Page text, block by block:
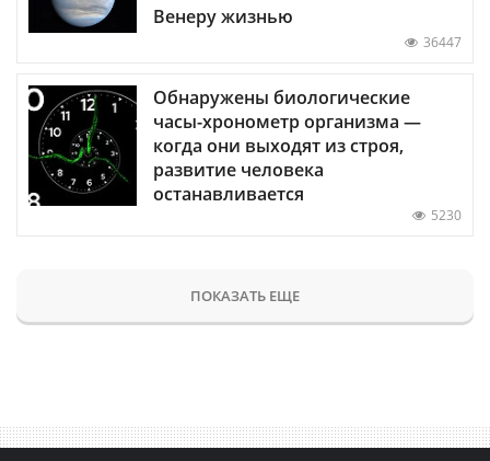
Венеру жизнью
36447
Обнаружены биологические
часы-хронометр организма —
когда они выходят из строя,
развитие человека
останавливается
5230
ПОКАЗАТЬ ЕЩЕ